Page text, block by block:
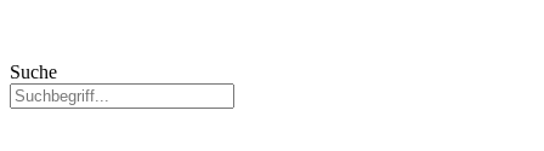
Suche